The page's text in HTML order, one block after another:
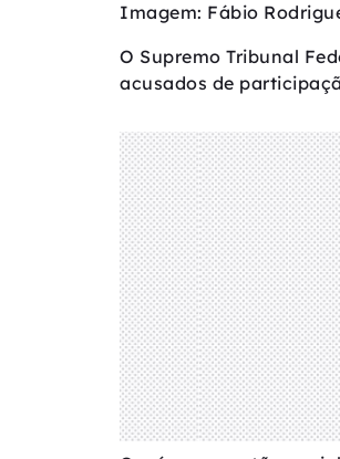
Imagem: Fábio
O Supremo Tribunal
acusados de